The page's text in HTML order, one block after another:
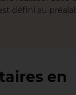
défini au
en